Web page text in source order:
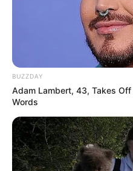
Pfizer's Worst Nightmare:
Prescriptions For This
BUZZDAY
Adam Lambert, 43, Takes
Words